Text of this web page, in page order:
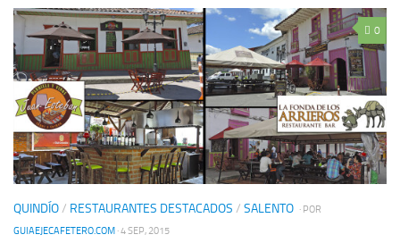
0
QUINDÍO/ RESTAURANTES DESTACADOS / SALENTO · POR
GUIAEJECAFETERO.COM · 4 SEP, 2015